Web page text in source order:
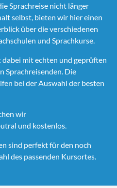
wir hier einen
über die verschiedenen
und Sprachkurse.
mit echten und geprüften
der Auswahl der besten
wir
veranstalterübergreifend, neutral und kostenlos.
sind perfekt für den noch
bei der Wahl des passenden Kursortes.